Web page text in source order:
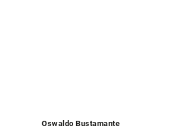
Oswaldo Bustamante